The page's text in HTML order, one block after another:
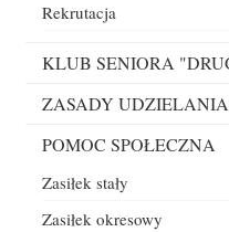
Rekrutacja
KLUB SENIORA
ZASADY
POMOC SPOŁECZNA
Zasiłek stały
Zasiłek okresowy